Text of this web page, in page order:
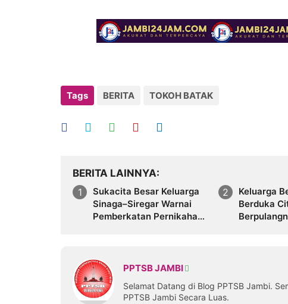
Tags BERITA TOKOH BATAK
BERITA LAINNYA
Sukacita Besar Keluarga
Sinaga–Siregar Warnai
Pemberkatan Pernikahan
Keluarga
Berduka
PPTSB JAMBI
Selamat Datang di Blog PPTSB Jambi.
PPTSB Jambi Secara Luas.